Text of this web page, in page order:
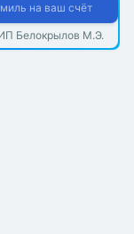
на ваш счёт
Белокрылов М.Э.